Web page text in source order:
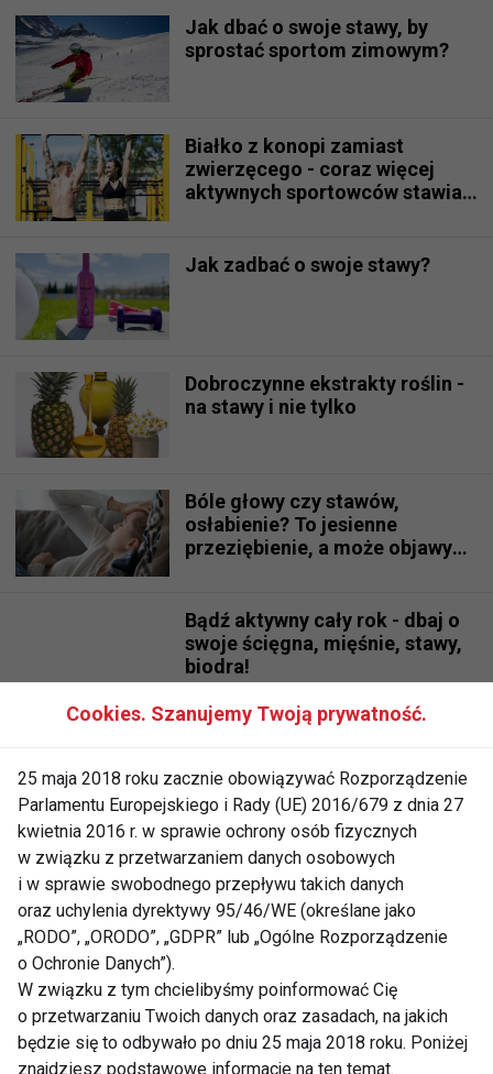
Jak dbać o swoje stawy, by
sprostać sportom zimowym?
Białko z konopi zamiast
zwierzęcego - coraz więcej
aktywnych sportowców stawia
Jak zadbać o swoje stawy?
Dobroczynne ekstrakty roślin -
na stawy i nie tylko
Bóle głowy czy stawów,
osłabienie? To jesienne
przeziębienie, a może objawy
Bądź aktywny cały rok - dbaj o
swoje ścięgna, mięśnie, stawy,
biodra!
Wspieraj kości i stawy na
wiosnę
Jak chronić stawy przed i po
treningu
Cookies. Szanujemy Twoją prywatność.
25 maja 2018 roku zacznie obowiązywać Rozporządzenie
Parlamentu Europejskiego i Rady (UE) 2016/679 z dnia 27
kwietnia 2016 r. w sprawie ochrony osób fizycznych
w związku z przetwarzaniem danych osobowych
i w sprawie swobodnego przepływu takich danych
oraz uchylenia dyrektywy 95/46/WE (określane jako
„RODO”, „ORODO”, „GDPR” lub „Ogólne Rozporządzenie
o Ochronie Danych”).
W związku z tym chcielibyśmy poinformować Cię
o przetwarzaniu Twoich danych oraz zasadach, na jakich
będzie się to odbywało po dniu 25 maja 2018 roku. Poniżej
znajdziesz podstawowe informacje na ten temat.